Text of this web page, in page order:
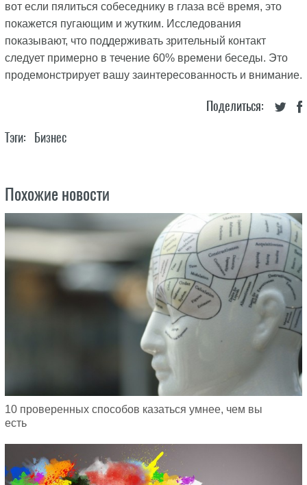
вот если пялиться собеседнику в глаза всё время, это
покажется пугающим и жутким. Исследования
показывают, что поддерживать зрительный контакт
следует примерно в течение 60% времени беседы. Это
продемонстрирует вашу заинтересованность и внимание.
Поделиться:
Тэги: Бизнес
Похожие новости
10 проверенных способов казаться умнее, чем вы
есть